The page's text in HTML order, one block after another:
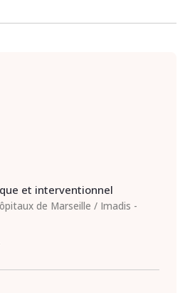
et interventionnel
de Marseille / Imadis